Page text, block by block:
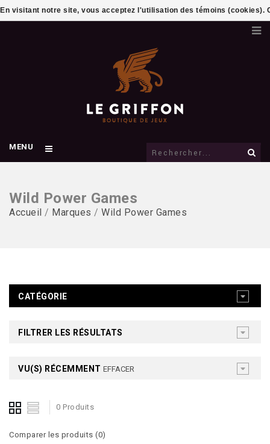
MENU
Wild Power Games
Accueil / Marques / Wild Power Games
CATÉGORIE
FILTRER LES RÉSULTATS
VU(S) RÉCEMMENT EFFACER
0 Produits
Comparer les produits (0)
En visitant notre site, vous acceptez l'utilisation des témoins